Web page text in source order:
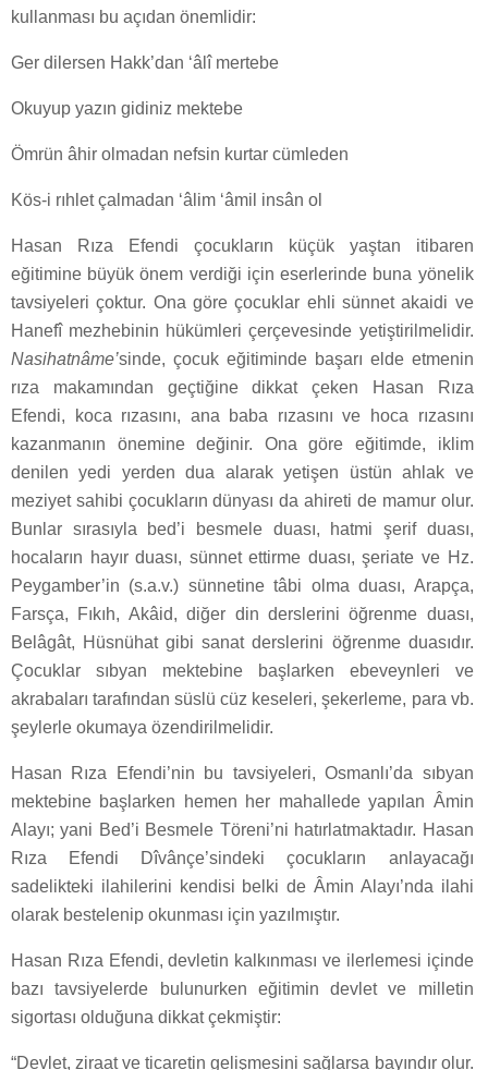
kullanması bu açıdan önemlidir:
Ger dilersen Hakk’dan ‘âlî mertebe
Okuyup yazın gidiniz mektebe
Ömrün âhir olmadan nefsin kurtar cümleden
Kös-i rıhlet çalmadan ‘âlim ‘âmil insân ol
Hasan Rıza Efendi çocukların küçük yaştan itibaren
eğitimine büyük önem verdiği için eserlerinde buna yönelik
tavsiyeleri çoktur. Ona göre çocuklar ehl­i sünnet akaidi ve
Hanefî mezhebinin hükümleri çerçevesinde yetiştirilmelidir.
Nasihatnâme’sinde, çocuk eğitiminde başarı elde etmenin
rıza makamından geçtiğine dikkat çeken Hasan Rıza
Efendi, koca rızasını, ana baba rızasını ve hoca rızasını
kazanmanın önemine değinir. Ona göre eğitimde, iklim
denilen yedi yerden dua alarak yetişen üstün ahlak ve
meziyet sahibi çocukların dünyası da ahireti de mamur olur.
Bunlar sırasıyla bed’­i besmele duası, hatm­i şerif duası,
hocaların hayır duası, sünnet ettirme duası, şeriate ve Hz.
Peygamber’in (s.a.v.) sünnetine tâbi olma duası, Arapça,
Farsça, Fıkıh, Akâid, diğer din derslerini öğrenme duası,
Belâgât, Hüsnühat gibi sanat derslerini öğrenme duasıdır.
Çocuklar sıbyan mektebine başlarken ebeveynleri ve
akrabaları tarafından süslü cüz keseleri, şekerleme, para vb.
şeylerle okumaya özendirilmelidir.
Hasan Rıza Efendi’nin bu tavsiyeleri, Osmanlı’da sıbyan
mektebine başlarken hemen her mahallede yapılan Âmin
Alayı; yani Bed’­i Besmele Töreni’ni hatırlatmaktadır. Hasan
Rıza Efendi Dîvânçe’sindeki çocukların anlayacağı
sadelikteki ilahilerini kendisi belki de Âmin Alayı’nda ilahi
olarak bestelenip okunması için yazılmıştır.
Hasan Rıza Efendi, devletin kalkınması ve ilerlemesi içinde
bazı tavsiyelerde bulunurken eğitimin devlet ve milletin
sigortası olduğuna dikkat çekmiştir:
“Devlet, ziraat ve ticaretin gelişmesini sağlarsa bayındır olur.